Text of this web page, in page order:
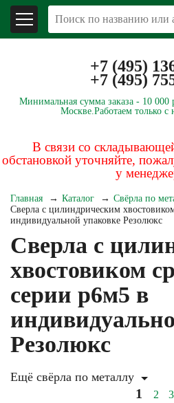
+7 (495)
+7 (495)
Минимальная сумма заказа - 10 000
Москве.Работаем только
В связи со
обстановкой уточняйте,
у
Главная Каталог
Свёрла по
Сверла с цилиндрическим
индивидуальной упаковке Резолюкс
Сверла с
хвостовиком
серии р6м5 в
Резолюкс
Ещё свёрла по металлу
1 2 3